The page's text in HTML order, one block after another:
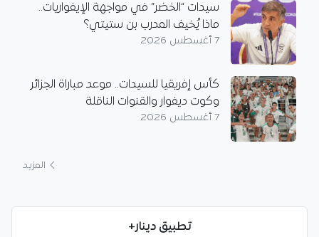
سيدات “الخضر” في مواجهة الإيفواريات..
ماذا يُخيف المدرب بن ستيتي؟
7 أغسطس 2026
كأس إفريقيا للسيدات.. موعد مباراة الجزائر
وكوت ديفوار والقنوات الناقلة
7 أغسطس 2026
المزيد
تطبيق دينار+